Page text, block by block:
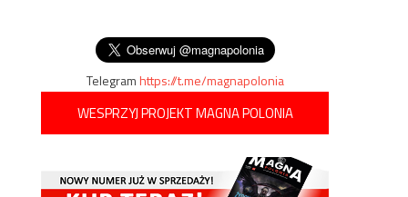
Telegramhttps://t.me/magnapolonia
WESPRZYJ PROJEKT MAGNA POLONIA